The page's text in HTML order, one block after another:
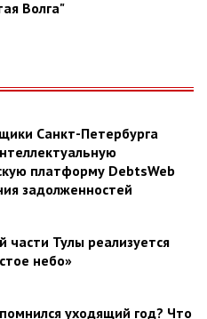
Волга"
Санкт-Петербурга
платформу DebtsWeb
задолженностей
части Тулы реализуется
небо»
уходящий год? Что